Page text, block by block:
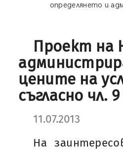
определянето и
Проект на
цените на
съгласно чл.
11.07.2013
На